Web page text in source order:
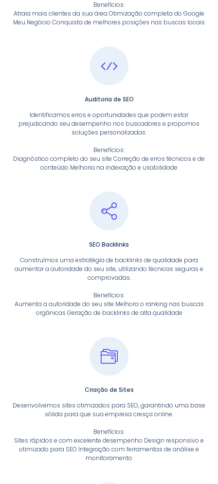
Benefícios:
Atraia mais clientes da sua área Otimização completa do Google
Meu Negócio Conquista de melhores posições nas buscas locais
Auditoria de SEO
Identificamos erros e oportunidades que podem estar
prejudicando seu desempenho nos buscadores e propomos
soluções personalizadas.
Benefícios:
Diagnóstico completo do seu site Correção de erros técnicos e de
conteúdo Melhoria na indexação e usabilidade
SEO Backlinks
Construímos uma estratégia de backlinks de qualidade para
aumentar a autoridade do seu site, utilizando técnicas seguras e
comprovadas.
Benefícios:
Aumenta a autoridade do seu site Melhora o ranking nas buscas
orgânicas Geração de backlinks de alta qualidade
Criação de Sites
Desenvolvemos sites otimizados para SEO, garantindo uma base
sólida para que sua empresa cresça online.
Benefícios:
Sites rápidos e com excelente desempenho Design responsivo e
otimizado para SEO Integração com ferramentas de análise e
monitoramento